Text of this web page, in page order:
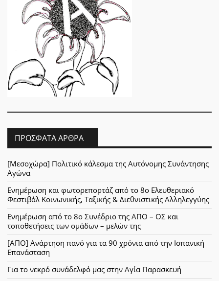
ΠΡΌΣΦΑΤΑ ΆΡΘΡΑ
[Μεσοχώρα] Πολιτικό κάλεσμα της Αυτόνομης Συνάντησης
Αγώνα
Ενημέρωση και φωτορεπορτάζ από το 8ο Ελευθεριακό
Φεστιβάλ Κοινωνικής, Ταξικής & Διεθνιστικής Αλληλεγγύης
Ενημέρωση από το 8ο Συνέδριο της ΑΠΟ – ΟΣ και
τοποθετήσεις των ομάδων – μελών της
[ΑΠΟ] Ανάρτηση πανό για τα 90 χρόνια από την Ισπανική
Επανάσταση
Για το νεκρό συνάδελφό μας στην Αγία Παρασκευή